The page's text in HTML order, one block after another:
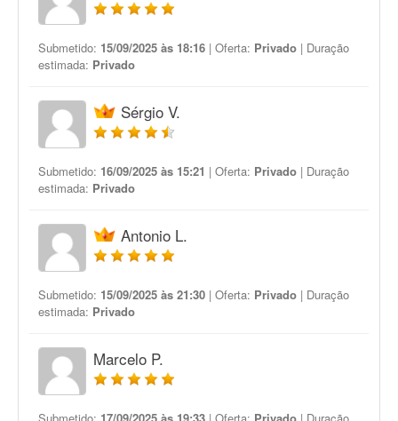
Submetido: 15/09/2025 às 18:16 | Oferta: Privado | Duração
estimada: Privado
Sérgio V.
Submetido: 16/09/2025 às 15:21 | Oferta: Privado | Duração
estimada: Privado
Antonio L.
Submetido: 15/09/2025 às 21:30 | Oferta: Privado | Duração
estimada: Privado
Marcelo P.